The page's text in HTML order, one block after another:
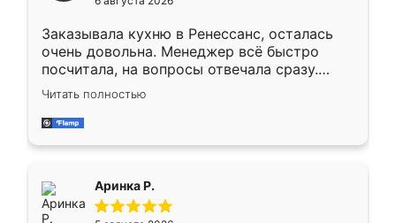
мебели буду заказывать только здесь.
Заказывала кухню в Ренессанс, осталась
очень довольна. Менеджер всё быстро
посчитала, на вопросы отвечала сразу.
Замерщик приехал в субботу, подошёл к
делу со всей ответственностью. Собрали
за день, ребята работали аккуратно, даже
Читать полностью
Аринка Р.